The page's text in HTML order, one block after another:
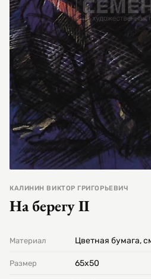
КАЛИНИН ВИКТОР ГРИГОРЬЕВИЧ
На берегу II
Материал Цветная бумага,
Размер 65х50